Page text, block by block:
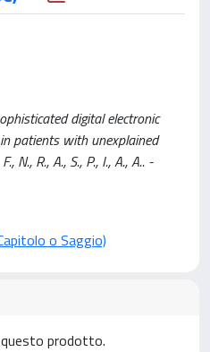
digital electronic
patients with unexplained
N., R., A., S., P., I., A., A.. -
o Saggio)
prodotto.